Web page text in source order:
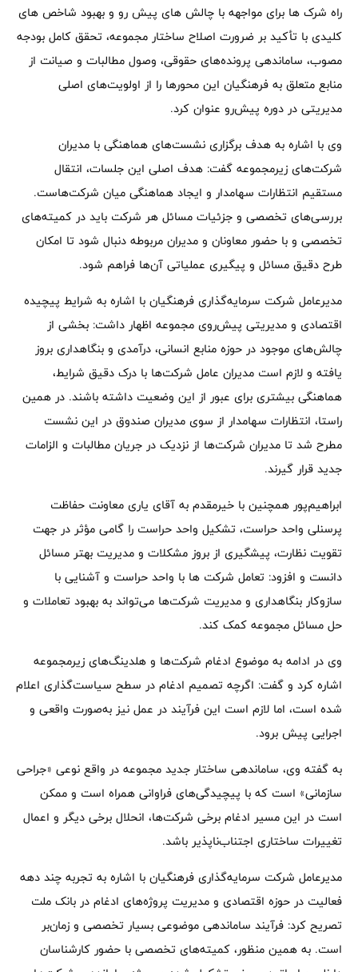
راه شرک ها برای مواجهه با چالش های پیش رو و بهبود شاخص های
کلیدی با تأکید بر ضرورت اصلاح ساختار مجموعه، تحقق کامل بودجه
مصوب، ساماندهی پرونده‌های حقوقی، وصول مطالبات و صیانت از
منابع متعلق به فرهنگیان این محورها را از اولویت‌های اصلی
مدیریتی در دوره پیش‌رو عنوان کرد.
وی با اشاره به هدف برگزاری نشست‌های هماهنگی با مدیران
شرکت‌های زیرمجموعه گفت: هدف اصلی این جلسات، انتقال
مستقیم انتظارات سهامدار و ایجاد هماهنگی میان شرکت‌هاست.
بررسی‌های تخصصی و جزئیات مسائل هر شرکت باید در کمیته‌های
تخصصی و با حضور معاونان و مدیران مربوطه دنبال شود تا امکان
طرح دقیق مسائل و پیگیری عملیاتی آن‌ها فراهم شود.
مدیرعامل شرکت سرمایه‌گذاری فرهنگیان با اشاره به شرایط پیچیده
اقتصادی و مدیریتی پیش‌روی مجموعه اظهار داشت: بخشی از
چالش‌های موجود در حوزه منابع انسانی، درآمدی و بنگاهداری بروز
یافته و لازم است مدیران عامل شرکت‌ها با درک دقیق شرایط،
هماهنگی بیشتری برای عبور از این وضعیت داشته باشند. در همین
راستا، انتظارات سهامدار از سوی مدیران صندوق در این نشست
مطرح شد تا مدیران شرکت‌ها از نزدیک در جریان مطالبات و الزامات
جدید قرار گیرند.
ابراهیم‌پور همچنین با خیرمقدم به آقای یاری معاونت حفاظت
پرسنلی واحد حراست، تشکیل واحد حراست را گامی مؤثر در جهت
تقویت نظارت، پیشگیری از بروز مشکلات و مدیریت بهتر مسائل
دانست و افزود: تعامل شرکت ها با واحد حراست و آشنایی با
سازوکار بنگاهداری و مدیریت شرکت‌ها می‌تواند به بهبود تعاملات و
حل مسائل مجموعه کمک کند.
وی در ادامه به موضوع ادغام شرکت‌ها و هلدینگ‌های زیرمجموعه
اشاره کرد و گفت: اگرچه تصمیم ادغام در سطح سیاست‌گذاری اعلام
شده است، اما لازم است این فرآیند در عمل نیز به‌صورت واقعی و
اجرایی پیش برود.
به گفته وی، ساماندهی ساختار جدید مجموعه در واقع نوعی «جراحی
سازمانی» است که با پیچیدگی‌های فراوانی همراه است و ممکن
است در این مسیر ادغام برخی شرکت‌ها، انحلال برخی دیگر و اعمال
تغییرات ساختاری اجتناب‌ناپذیر باشد.
مدیرعامل شرکت سرمایه‌گذاری فرهنگیان با اشاره به تجربه چند دهه
فعالیت در حوزه اقتصادی و مدیریت پروژه‌های ادغام در بانک ملت
تصریح کرد: فرآیند ساماندهی موضوعی بسیار تخصصی و زمان‌بر
است. به همین منظور، کمیته‌های تخصصی با حضور کارشناسان